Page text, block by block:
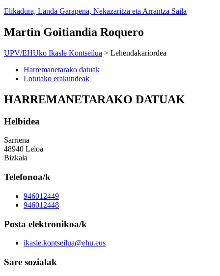
Elikadura, Landa Garapena, Nekazaritza eta Arrantza Saila
Martin Goitiandia Roquero
UPV/EHUko Ikasle Kontseilua > Lehendakariordea
Harremanetarako datuak
Lotutako erakundeak
HARREMANETARAKO DATUAK
Helbidea
Sarriena
48940 Leioa
Bizkaia
Telefonoa/k
946012449
946012448
Posta elektronikoa/k
ikasle.kontseilua@ehu.eus
Sare sozialak